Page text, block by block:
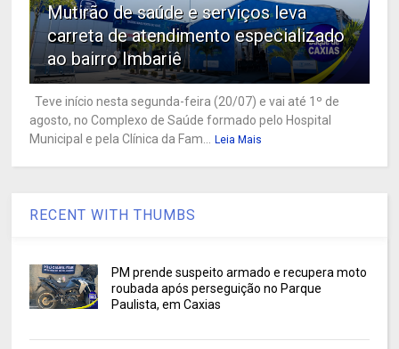
Mutirão de saúde e serviços leva
carreta de atendimento especializado
ao bairro Imbariê
Teve início nesta segunda-feira (20/07) e vai até 1º de
agosto, no Complexo de Saúde formado pelo Hospital
Municipal e pela Clínica da Fam...
Leia Mais
RECENT WITH THUMBS
PM prende suspeito armado e recupera moto
roubada após perseguição no Parque
Paulista, em Caxias